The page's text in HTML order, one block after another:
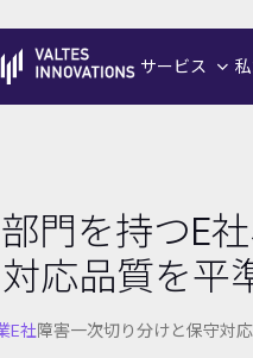
サービス
門を持つE
応品質を平
E社障害一次切り分けと保守対